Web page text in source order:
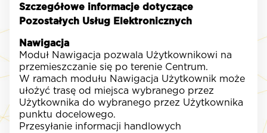
Szczegółowe informacje dotyczące
Pozostałych Usług Elektronicznych
Nawigacja
Moduł Nawigacja pozwala Użytkownikowi na
przemieszczanie się po terenie Centrum.
W ramach modułu Nawigacja Użytkownik może
ułożyć trasę od miejsca wybranego przez
Użytkownika do wybranego przez Użytkownika
punktu docelowego.
Przesyłanie informacji handlowych